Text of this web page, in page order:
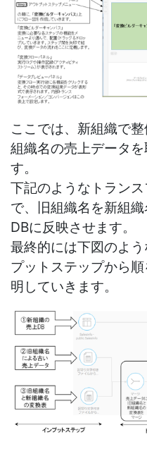
ここでは、新組織で
組織名の売上データ
す。
下記のようなトラン
で、旧組織名を新組
DBに反映させます。
最終的には下図のよ
プットステップから
明していきます。